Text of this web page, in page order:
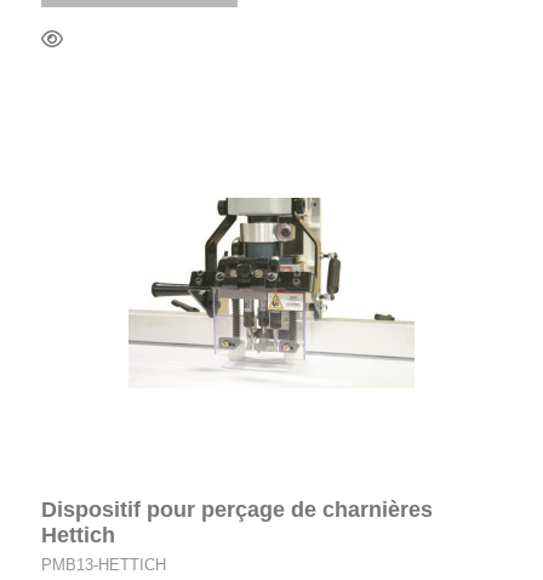
Dispositif pour perçage de charnières
Hettich
PMB13-HETTICH